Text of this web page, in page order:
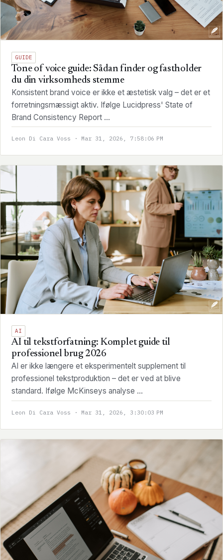
GUIDE
Tone of voice guide: Sådan finder og fastholder
du din virksomheds stemme
Konsistent brand voice er ikke et æstetisk valg – det er et
forretningsmæssigt aktiv. Ifølge Lucidpress' State of
Brand Consistency Report ...
Leon Di Cara Voss · Mar 31, 2026, 7:58:06 PM
AI
AI til tekstforfatning: Komplet guide til
professionel brug 2026
AI er ikke længere et eksperimentelt supplement til
professionel tekstproduktion – det er ved at blive
standard. Ifølge McKinseys analyse ...
Leon Di Cara Voss · Mar 31, 2026, 3:30:03 PM